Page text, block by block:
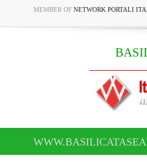
MEMBER OF NETWORK PORTALI